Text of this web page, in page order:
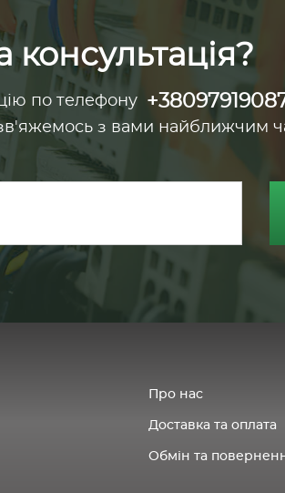
консультація?
по телефону
з вами найближчим
Про нас
Доставка та оплата
Обмін та